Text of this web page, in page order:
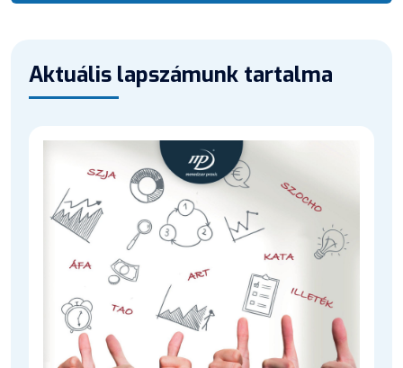
Aktuális lapszámunk tartalma